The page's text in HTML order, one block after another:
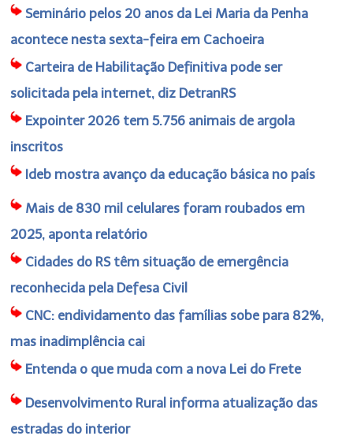
Seminário pelos 20 anos da Lei Maria da Penha
acontece nesta sexta-feira em Cachoeira
Carteira de Habilitação Definitiva pode ser
solicitada pela internet, diz DetranRS
Expointer 2026 tem 5.756 animais de argola
inscritos
Ideb mostra avanço da educação básica no país
Mais de 830 mil celulares foram roubados em
2025, aponta relatório
Cidades do RS têm situação de emergência
reconhecida pela Defesa Civil
CNC: endividamento das famílias sobe para 82%,
mas inadimplência cai
Entenda o que muda com a nova Lei do Frete
Desenvolvimento Rural informa atualização das
estradas do interior